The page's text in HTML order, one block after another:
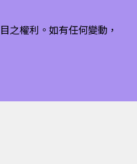
之權利。如有任何變動，